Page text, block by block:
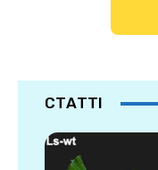
СТАТТІ